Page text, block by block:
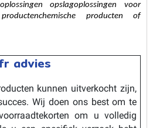
opslagoplossingen voor
chemische producten of
advies
kunnen uitverkocht zijn,
Wij doen ons best om te
om u volledig